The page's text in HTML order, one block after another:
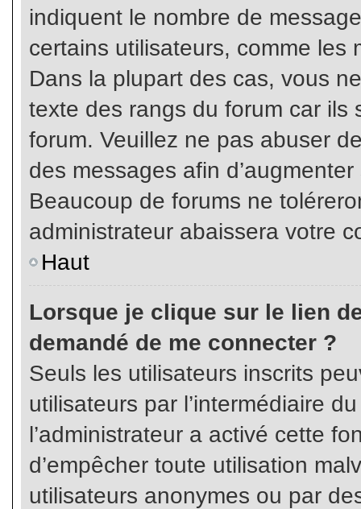
indiquent le nombre de
certains utilisateurs, comme les
Dans la plupart des cas, vous
texte des rangs du forum car ils
forum. Veuillez ne pas abuser
des messages afin
Beaucoup de forums ne
administrateur abaissera votre
Haut
Lorsque je clique sur le lien
demandé de me connecter ?
Seuls les utilisateurs inscrits
utilisateurs par l’intermédiaire
l’administrateur a activé cette
d’empêcher toute utilisation
utilisateurs anonymes ou par